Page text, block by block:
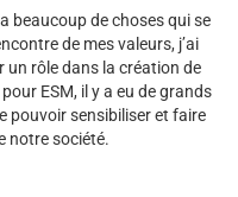
beaucoup de choses qui se
de mes valeurs, j’ai
un rôle dans la création de
ESM, il y a eu de grands
pouvoir sensibiliser et faire
notre société.